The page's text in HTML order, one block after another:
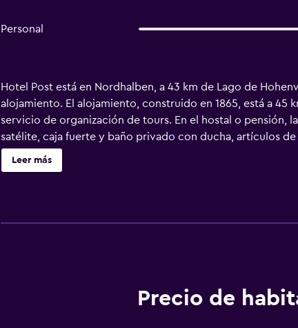
Personal
Hotel Post está en Nordhalben, a 43 km de Lago de
alojamiento. El alojamiento, construido en 1865, está a
servicio de organización de tours. En el hostal o pensión,
satélite, caja fuerte y baño privado con ducha, artículos
cama y toallas. En el alojamiento se sirve un desayuno a
como senderismo, esquí y ciclismo. El aeropuerto
Leer más
Precio de